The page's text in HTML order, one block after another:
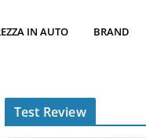
IN AUTO BRAND
Test Review